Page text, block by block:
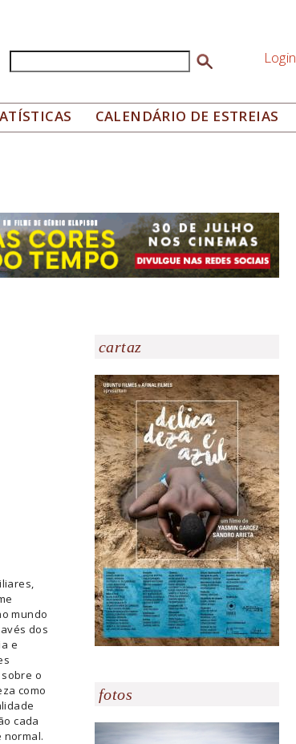
Formulário de busca Login
CALENDÁRIO DE ESTREIAS
mundo
dos
e
o
como
cada
normal.
cartaz
fotos